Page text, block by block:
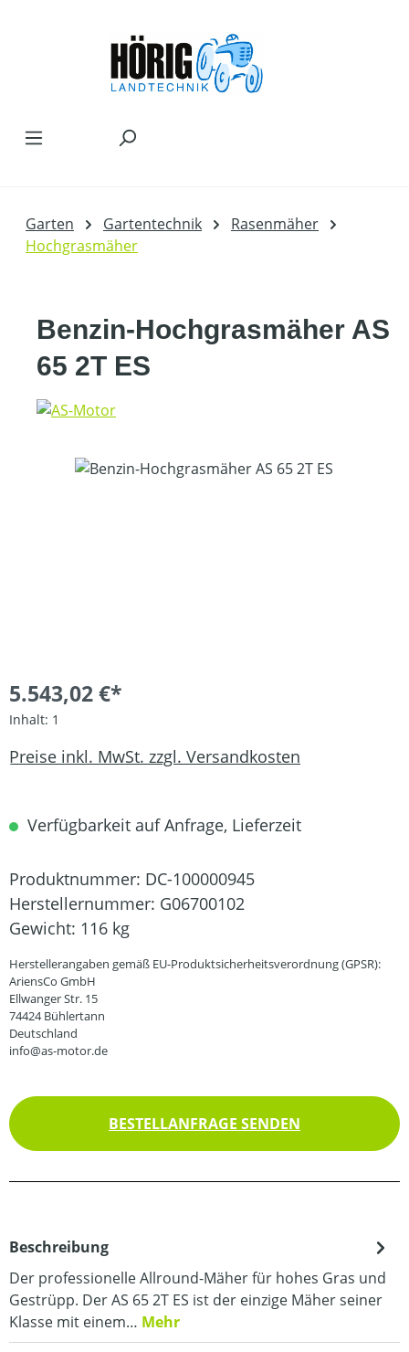
Garten Gartentechnik
Rasenmäher
Hochgrasmäher
Benzin-Hochgrasmäher AS
65 2T ES
Bildergalerie überspringen
5.543,02 €*
Inhalt: 1
Preise inkl. MwSt. zzgl. Versandkosten
Verfügbarkeit auf Anfrage, Lieferzeit
Produktnummer: DC-100000945
Herstellernummer: G06700102
Gewicht: 116 kg
Herstellerangaben gemäß EU-Produktsicherheitsverordnung (GPSR):
AriensCo GmbH
Ellwanger Str. 15
74424 Bühlertann
Deutschland
info@as-motor.de
BESTELLANFRAGE SENDEN
Beschreibung
Der professionelle Allround-Mäher für hohes Gras und
Gestrüpp. Der AS 65 2T ES ist der einzige Mäher seiner
Klasse mit einem… Mehr